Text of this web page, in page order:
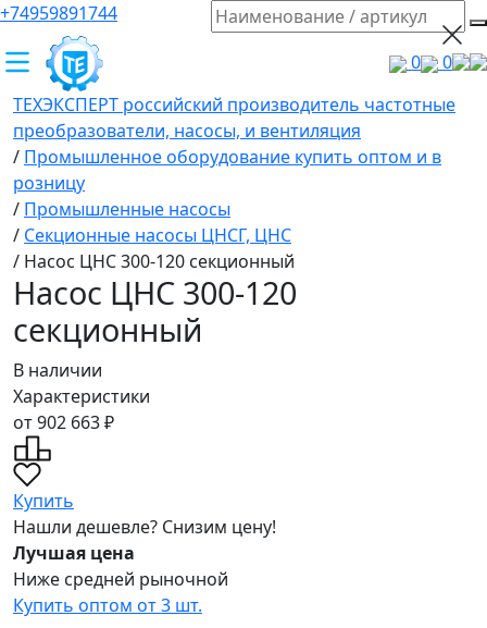
+74959891744
0
0
ТЕХЭКСПЕРТ российский производитель частотные
преобразователи, насосы, и вентиляция
/ Промышленное оборудование купить оптом и в
розницу
/ Промышленные насосы
/ Секционные насосы ЦНСГ, ЦНС
/ Насос ЦНС 300-120 секционный
Насос ЦНС 300-120
секционный
В наличии
Характеристики
от 902 663 ₽
Купить
Нашли дешевле? Снизим цену!
Лучшая цена
Ниже средней рыночной
Купить оптом от 3 шт.